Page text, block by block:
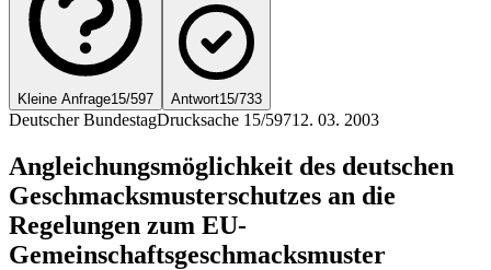
Kleine Anfrage15/597 Antwort15/733
Deutscher BundestagDrucksache 15/59712. 03. 2003
Angleichungsmöglichkeit des deutschen
Geschmacksmusterschutzes an die
Regelungen zum EU-
Gemeinschaftsgeschmacksmuster